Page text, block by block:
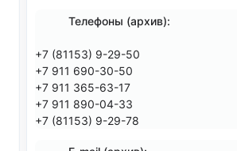
Телефоны (архив):
+7 (81153) 9-29-50
+7 911 690-30-50
+7 911 365-63-17
+7 911 890-04-33
+7 (81153) 9-29-78